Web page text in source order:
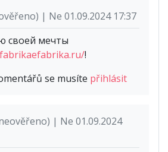
| Ne 01.09.2024 17:37
своей мечты
!
se musíte přihlásit
| Ne 01.09.2024